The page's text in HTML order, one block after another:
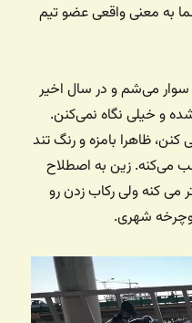
به معنی واقعی عضو تیم
می‌شم و در سال اخیر
و خیلی نگاه نمی‌کنن.
کنن،‌ ظاهرا بامزه و رنگ تند
می‌کنه. زین به اصطلاح
می کنه ولی رکاب زدن رو
شهری.